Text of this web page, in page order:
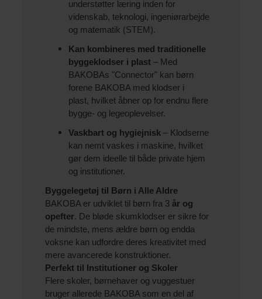
understøtter læring inden for
videnskab, teknologi, ingeniørarbejde
og matematik (STEM).
Kan kombineres med traditionelle
byggeklodser i plast – Med
BAKOBAs "Connector" kan børn
forene BAKOBA med klodser i
plast, hvilket åbner op for endnu flere
bygge- og legeoplevelser.
Vaskbart og hygiejnisk – Klodserne
kan nemt vaskes i maskine, hvilket
gør dem ideelle til både private hjem
og institutioner.
Byggelegetøj til Børn i Alle Aldre
BAKOBA er udviklet til børn fra 3 år og
opefter. De bløde skumklodser er sikre for
de mindste, mens ældre børn og endda
voksne kan udfordre deres kreativitet med
mere avancerede konstruktioner.
Perfekt til Institutioner og Skoler
Flere skoler, børnehaver og vuggestuer
bruger allerede BAKOBA som en del af